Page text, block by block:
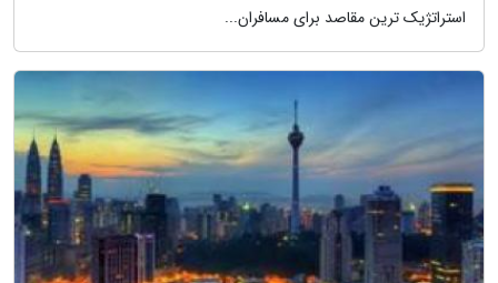
استراتژیک ترین مقاصد برای مسافران...